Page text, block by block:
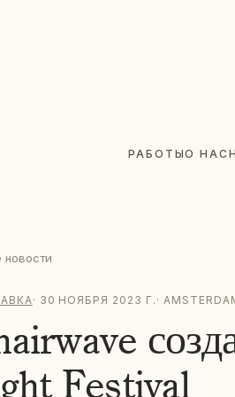
РАБОТЫО НАС
новости
· 30 НОЯБРЯ 2023 Г. ·
Festival